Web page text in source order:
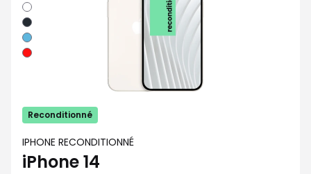
Lumiere
stellaire
Minuit
Bleu
Rouge
Reconditionné
IPHONE RECONDITIONNÉ
iPhone 14